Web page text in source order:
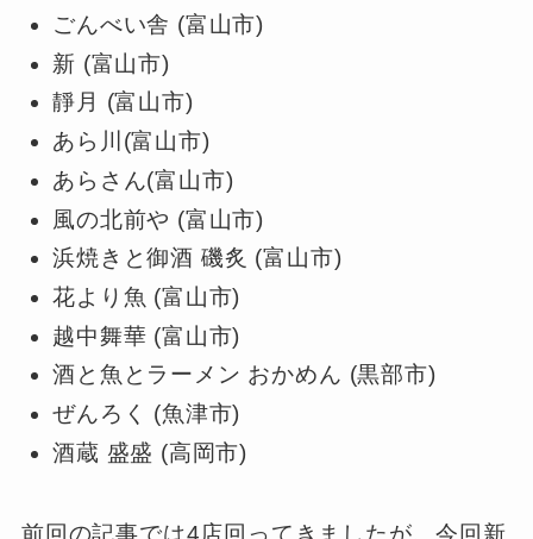
ごんべい舎 (富山市)
新 (富山市)
靜月 (富山市)
あら川(富山市)
あらさん(富山市)
風の北前や (富山市)
浜焼きと御酒 磯炙 (富山市)
花より魚 (富山市)
越中舞華 (富山市)
酒と魚とラーメン おかめん (黒部市)
ぜんろく (魚津市)
酒蔵 盛盛 (高岡市)